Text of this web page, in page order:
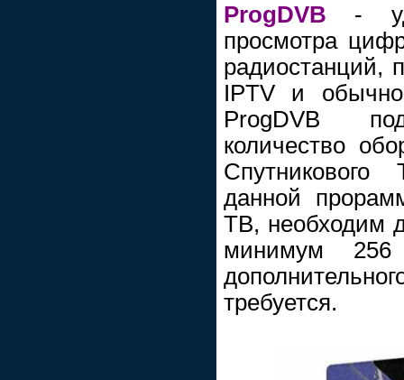
ProgDVB -
просмотра
радиостанций,
IPTV и
ProgDVB
количество
данной
ТВ, необходим
минимум 256
требуется.